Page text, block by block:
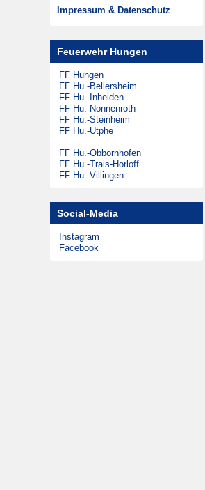
Musikzug
Steinheimer Tag
Förderkreis
Zeitungsarchiv
Impressum & Datenschutz
Feuerwehr Hungen
FF Hungen
FF Hu.-Bellersheim
FF Hu.-Inheiden
FF Hu.-Nonnenroth
FF Hu.-Steinheim
FF Hu.-Utphe
FF Hu.-Obbornhofen
FF Hu.-Trais-Horloff
FF Hu.-Villingen
Social-Media
Instagram
Facebook